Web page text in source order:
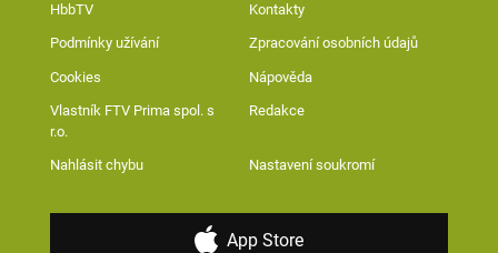
HbbTV Kontakty
Podmínky užívání Zpracování osobních údajů
Cookies Nápověda
Vlastník FTV Prima spol. s
r.o.
Redakce
Nahlásit chybu Nastavení soukromí
App Store